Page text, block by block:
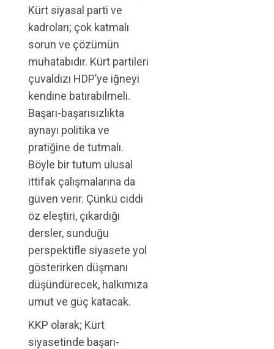
Kürt siyasal parti ve
kadroları; çok katmalı
sorun ve çözümün
muhatabıdır. Kürt partileri
çuvaldızı HDP’ye iğneyi
kendine batırabilmeli.
Başarı-başarısızlıkta
aynayı politika ve
pratiğine de tutmalı.
Böyle bir tutum ulusal
ittifak çalışmalarına da
güven verir. Çünkü ciddi
öz eleştiri, çıkardığı
dersler, sunduğu
perspektifle siyasete yol
gösterirken düşmanı
düşündürecek, halkımıza
umut ve güç katacak.
KKP olarak; Kürt
siyasetinde başarı-